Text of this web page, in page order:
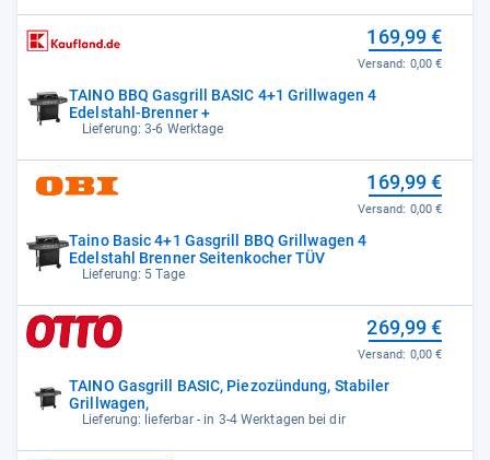
TAINO BBQ Gasgrill BASIC 4+1 Grillwagen 4
Edelstahl-Brenner +
Lieferung: 3-6 Werktage
169,99 €
Versand: 0,00 €
Taino Basic 4+1 Gasgrill BBQ Grillwagen 4
Edelstahl Brenner Seitenkocher TÜV
Lieferung: 5 Tage
169,99 €
Versand: 0,00 €
TAINO Gasgrill BASIC, Piezozündung, Stabiler
Grillwagen,
Lieferung: lieferbar - in 3-4 Werktagen bei dir
269,99 €
Versand: 0,00 €